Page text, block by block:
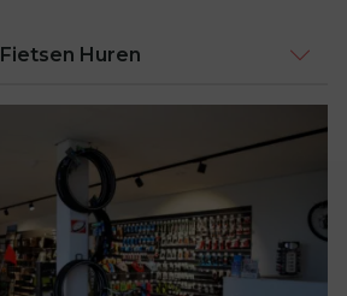
Fietsen Huren